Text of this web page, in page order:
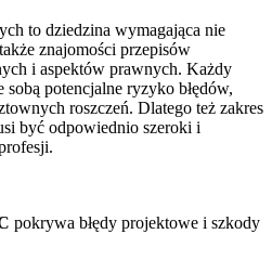
to dziedzina wymagająca nie
znajomości przepisów
i aspektów prawnych. Każdy
potencjalne ryzyko błędów,
roszczeń. Dlatego też zakres
być odpowiednio szeroki i
pokrywa błędy projektowe i szkody